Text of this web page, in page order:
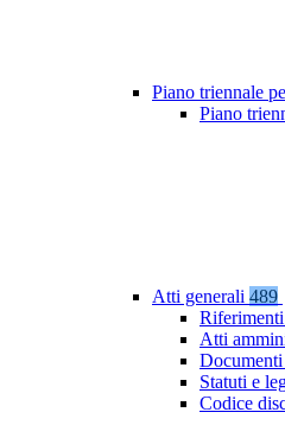
Piano triennale
Piano
Atti generali 489
Atti
Documenti
Statuti e
Codice